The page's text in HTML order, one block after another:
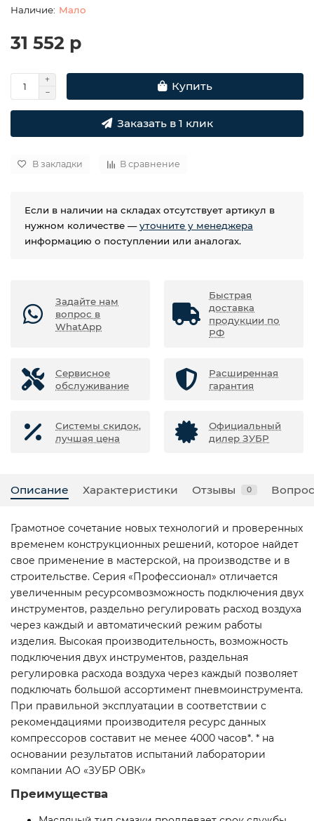
Мало
31 552 р
Купить
Заказать в 1 клик
В закладки В сравнение
Если в наличии на складах отсутствует артикул в
нужном количестве —уточните у менеджера
информацию о поступлении или аналогах.
Задайте нам
вопрос в
WhatApp
Быстрая
доставка
продукции по
РФ
Сервисное
обслуживание
Расширенная
гарантия
Системы скидок,
лучшая цена
Официальный
дилер ЗУБР
Описание Характеристики Отзывы 0
Грамотное сочетание новых технологий и проверенных
временем конструкционных решений, которое найдет
свое применение в мастерской, на производстве и в
строительстве. Серия «Профессионал» отличается
увеличенным ресурсомвозможность подключения двух
инструментов, раздельно регулировать расход воздуха
через каждый и автоматический режим работы
изделия. Высокая производительность, возможность
подключения двух инструментов, раздельная
регулировка расхода воздуха через каждый позволяет
подключать большой ассортимент пневмоинструмента.
При правильной эксплуатации в соответствии с
рекомендациями производителя ресурс данных
компрессоров составит не менее 4000 часов*. * на
основании результатов испытаний лаборатории
компании АО «ЗУБР ОВК»
Преимущества